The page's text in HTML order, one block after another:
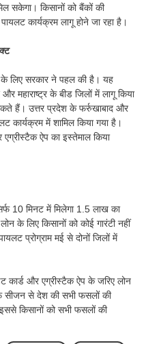
सकेगा। किसानों को बैंकों की
कार्यक्रम लागू होने जा रहा है।
लिए सरकार ने पहल की है। यह
महाराष्ट्र के बीड जिलों में लागू किया
हैं। उत्तर प्रदेश के फर्रुखाबाद और
कार्यक्रम में शामिल किया गया है।
एग्रीस्टैक ऐप का इस्तेमाल किया
10 मिनट में मिलेगा 1.5 लाख का
के लिए किसानों को कोई गारंटी नहीं
प्रोग्राम मई से दोनों जिलों में
कार्ड और एग्रीस्टैक ऐप के जरिए लोन
सीजन से देश की सभी फसलों की
किसानों को सभी फसलों की